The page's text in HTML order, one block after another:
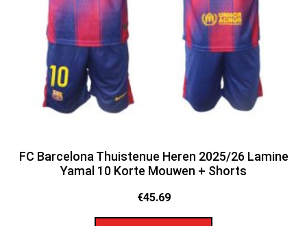
FC Barcelona Thuistenue Heren 2025/26 Lamine
Yamal 10 Korte Mouwen + Shorts
€45.69